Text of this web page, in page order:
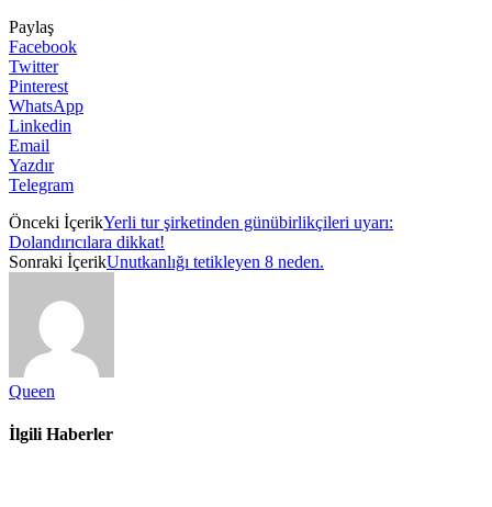
Paylaş
Facebook
Twitter
Pinterest
WhatsApp
Linkedin
Email
Yazdır
Telegram
Önceki İçerikYerli tur şirketinden günübirlikçileri uyarı:
Dolandırıcılara dikkat!
Sonraki İçerikUnutkanlığı tetikleyen 8 neden.
Queen
İlgili Haberler